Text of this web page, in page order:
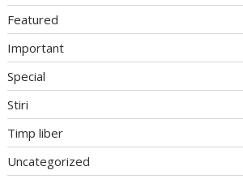
Featured
Important
Special
Stiri
Timp liber
Uncategorized